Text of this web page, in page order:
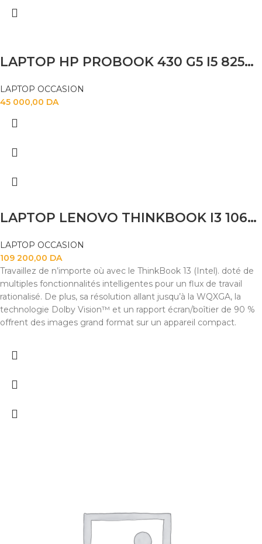
LAPTOP HP PROBOOK 430 G5 I5 82500U 8GB 256SSD
LAPTOP OCCASION
45 000,00 DA
LAPTOP LENOVO THINKBOOK I3 1065G7 8GB
LAPTOP OCCASION
109 200,00 DA
Travaillez de n’importe où avec le ThinkBook 13 (Intel). doté de
multiples fonctionnalités intelligentes pour un flux de travail
rationalisé. De plus, sa résolution allant jusqu’à la WQXGA, la
technologie Dolby Vision™ et un rapport écran/boîtier de 90 %
offrent des images grand format sur un appareil compact.